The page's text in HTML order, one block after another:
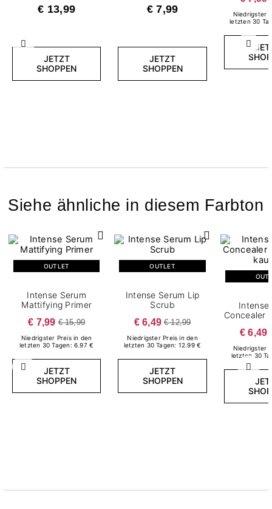
Zurück
€ 13,99
JETZT
SHOPPEN
€ 7,99
JETZT
SHOPPEN
Niedrigster
letzten 30
Siehe ähnliche in diesem Farbton
Zurück
OUTLET
Intense Serum
Mattifying Primer
€ 7,99 € 15,99
Niedrigster Preis in den
letzten 30 Tagen: 6.97 €
JETZT
SHOPPEN
OUTLET
Intense Serum Lip
Scrub
€ 6,49 € 12,99
Niedrigster Preis in den
letzten 30 Tagen: 12.99 €
JETZT
SHOPPEN
Intense
Concealer
€ 6,49
Niedrigster
letzten 30